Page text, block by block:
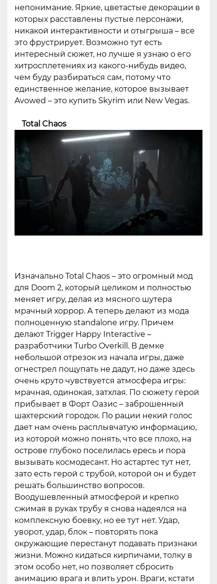
непонимание. Яркие, цветастые декорации в
которых расставлены пустые персонажи,
никакой интерактивности и отыгрыша – все
это фрустрирует. Возможно тут есть
интересный сюжет, но лучше я узнаю о его
хитросплетениях из какого-нибудь видео,
чем буду разбираться сам, потому что
единственное желание, которое вызывает
Avowed – это купить Skyrim или New Vegas.
Total Chaos
Изначально Total Chaos – это огромный мод
для Doom 2, который целиком и полностью
меняет игру, делая из мясного шутера
мрачный хоррор. А теперь делают из мода
полноценную standalone игру. Причем
делают Trigger Happy Interactive –
разработчики Turbo Overkill. В демке
небольшой отрезок из начала игры, даже
огнестрел пощупать не дадут, но даже здесь
очень круто чувствуется атмосфера игры:
мрачная, одинокая, затхлая. По сюжету герой
прибывает в Форт Оазис – заброшенный
шахтерский городок. По рации некий голос
дает нам очень расплывчатую информацию,
из которой можно понять, что все плохо, на
острове глубоко поселилась ересь и пора
вызывать космодесант. Но астартес тут нет,
зато есть герой с трубой, которой он и будет
решать большинство вопросов.
Воодушевленный атмосферой и крепко
сжимая в руках трубу я снова надеялся на
комплексную боевку, но ее тут нет. Удар,
уворот, удар, блок – повторять пока
окружающие перестанут подавать признаки
жизни. Можно кидаться кирпичами, толку в
этом особо нет, но позволяет сбросить
анимацию врага и влить урон. Враги, кстати